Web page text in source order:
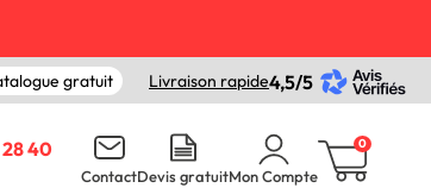
gratuit Livraison rapide4,5/5
40
ContactDevis gratuitMon Compte
0